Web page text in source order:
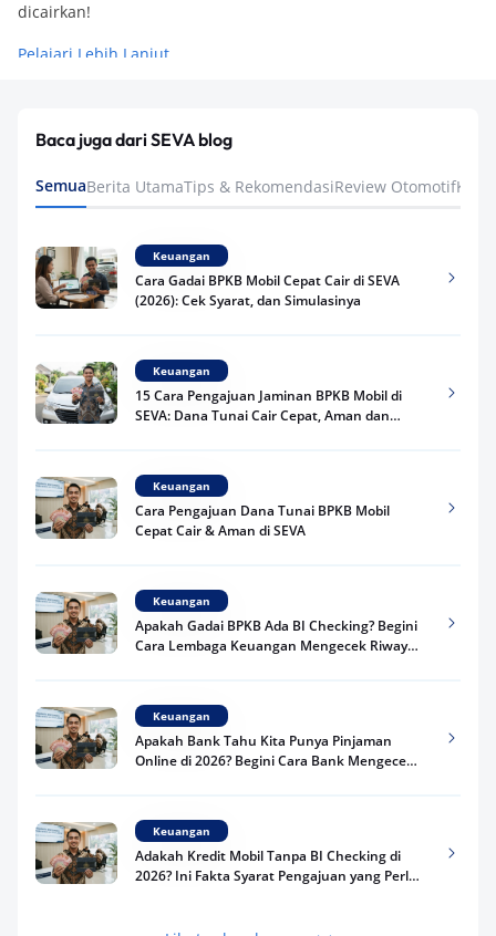
dicairkan!
Pelajari Lebih Lanjut
Baca juga dari SEVA blog
SemuaBerita UtamaTips & RekomendasiReview Otomotif
Keuangan
Cara Gadai BPKB Mobil Cepat Cair di SEVA
(2026): Cek Syarat, dan Simulasinya
Keuangan
15 Cara Pengajuan Jaminan BPKB Mobil di
SEVA: Dana Tunai Cair Cepat, Aman dan
Keuangan
Cara Pengajuan Dana Tunai BPKB Mobil
Cepat Cair & Aman di SEVA
Keuangan
Apakah Gadai BPKB Ada BI Checking? Begini
Cara Lembaga Keuangan Mengecek Riwayat
Keuangan
Apakah Bank Tahu Kita Punya Pinjaman
Online di 2026? Begini Cara Bank Mengecek
Keuangan
Adakah Kredit Mobil Tanpa BI Checking di
2026? Ini Fakta Syarat Pengajuan yang Perlu